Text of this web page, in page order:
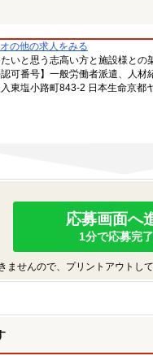
の他の求人をみる
いと思う志高い方と施設様と
可番号】一般労働者派遣、人
東塩小路町843-2 日本生命京都
応募画面へ
1分で応募完
せんので、プリントアウトして